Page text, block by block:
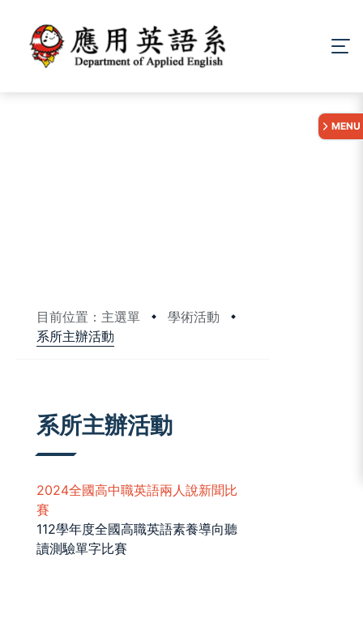
目前位置：主選單
學術活動
系所主辦活動
MENU
系所主辦活動
2024全國高中職英語兩人說新聞比
賽
112學年度全國高職英語素養導向聽
讀測驗單字比賽